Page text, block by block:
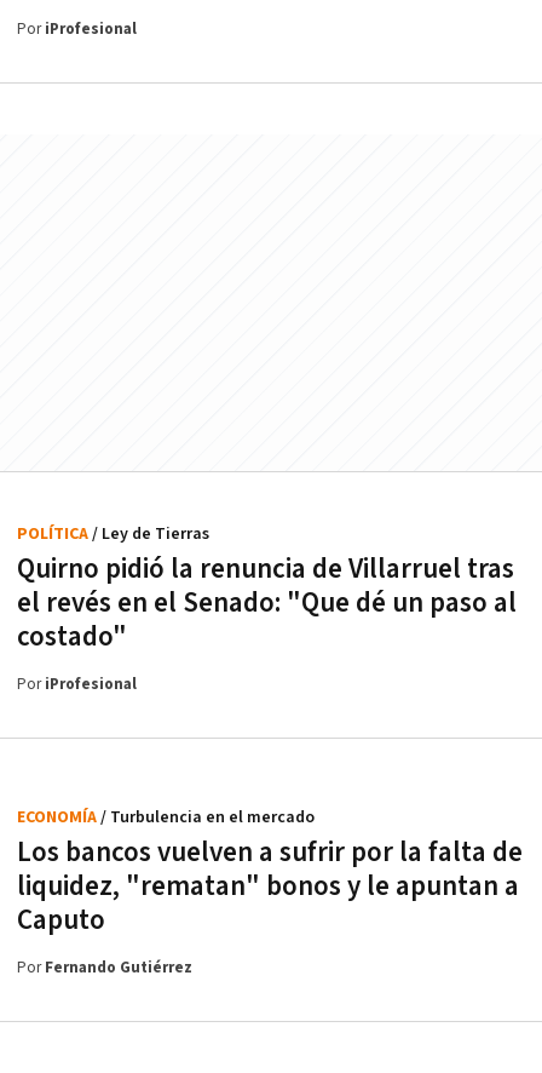
PoriProfesional
Quirno pidió la renuncia de Villarruel tras
el revés en el Senado: "Que dé un paso al
costado"
POLÍTICA/ Ley de Tierras
PoriProfesional
Los bancos vuelven a sufrir por la falta de
liquidez, "rematan" bonos y le apuntan a
Caputo
ECONOMÍA/ Turbulencia en el mercado
PorFernando Gutiérrez